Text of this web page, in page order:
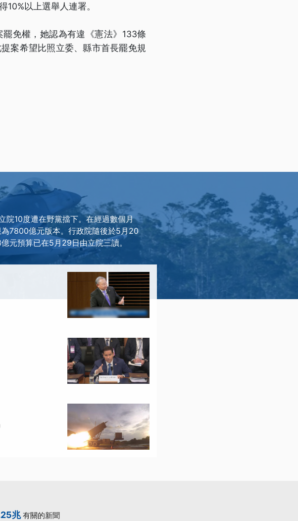
以上選舉人連署。
免權，她認為有違《憲法》133條
案希望比照立委、縣市首長罷免規
院10度遭在野黨擋下。在經過數個月
7800億元版本。行政院隨後於5月20
元預算已在5月29日由立院三讀。
兆有關的新聞